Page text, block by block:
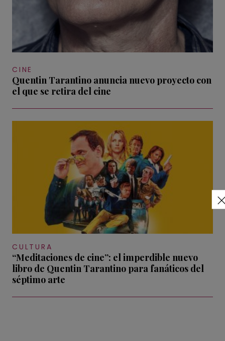
CINE
Quentin Tarantino anuncia nuevo proyecto con
el que se retira del cine
CULTURA
“Meditaciones de cine”: el imperdible nuevo
libro de Quentin Tarantino para fanáticos del
séptimo arte